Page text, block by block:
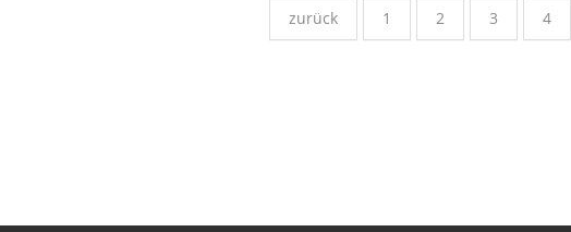
zurück 1 2 3 4